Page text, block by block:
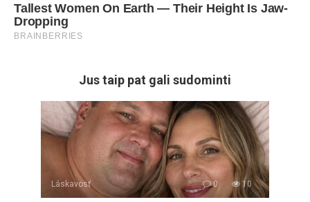
Jus taip pat gali sudominti
Láskavosť 0 10